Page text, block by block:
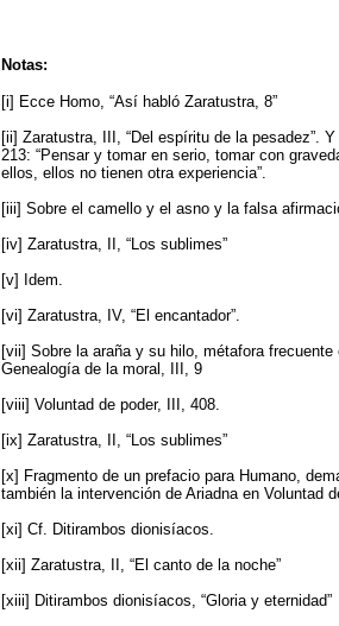
Notas:
[i] Ecce Homo, “Así habló Zaratustra, 8”
[ii] Zaratustra, III, “Del espíritu de la pesadez”.
213: “Pensar y tomar en serio, tomar con
ellos, ellos no tienen otra experiencia”.
[iii] Sobre el camello y el asno y la falsa
[iv] Zaratustra, II, “Los sublimes”
[v] Idem.
[vi] Zaratustra, IV, “El encantador”.
[vii] Sobre la araña y su hilo, métafora
Genealogía de la moral, III, 9
[viii] Voluntad de poder, III, 408.
[ix] Zaratustra, II, “Los sublimes”
[x] Fragmento de un prefacio para Humano,
también la intervención de Ariadna en Voluntad
[xi] Cf. Ditirambos dionisíacos.
[xii] Zaratustra, II, “El canto de la noche”
[xiii] Ditirambos dionisíacos, “Gloria y eternidad”